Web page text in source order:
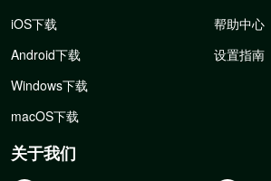
iOS下载
Android下载
Windows下载
macOS下载
帮助中心
设置指南
关于我们